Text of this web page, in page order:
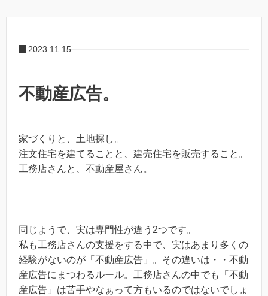
2023.11.15
不動産広告。
家づくりと、土地探し。
注文住宅を建てることと、建売住宅を販売すること。
工務店さんと、不動産屋さん。
同じようで、実は専門性が違う2つです。
私も工務店さんの支援をする中で、実はあまり多くの
経験がないのが「不動産広告」。その違いは・・不動
産広告にまつわるルール。工務店さんの中でも「不動
産広告」は苦手やなぁって方もいるのではないでしょ